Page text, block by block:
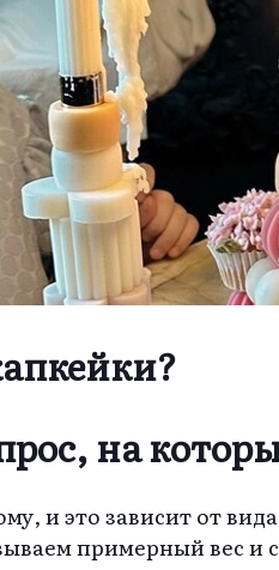
на
и это зависит от
примерный вес и